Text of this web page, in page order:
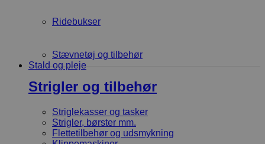
Ridebukser
Stævnetøj og tilbehør
Stald og pleje
Strigler og tilbehør
Striglekasser og tasker
Strigler, børster mm.
Flettetilbehør og udsmykning